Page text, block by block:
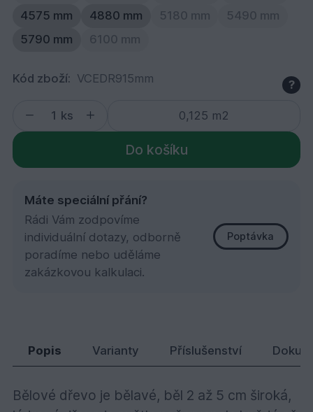
4575 mm
4880 mm 5180 mm
5490 mm
5790 mm
6100 mm
Kód zboží: VCEDR915mm ?
ks
Do košíku
Máte speciální přání?
Rádi Vám zodpovíme
individuální dotazy, odborně
poradíme nebo uděláme
zakázkovou kalkulaci.
Poptávka
Popis Varianty Příslušenství
Bělové dřevo je bělavé, běl 2 až 5 cm široká,